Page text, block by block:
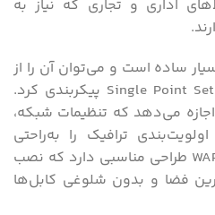
اداری و تجاری که نیاز به
ساده است و می‌توان آن را از
طریق رابط وب یا قابلیت Single Point Setup پیکربندی کرد.
می‌دهد که تنظیمات شبکه،
ترافیک را به‌راحتی
مدیریت کنند. همچنین، WAP150 طراحی مناسبی دارد که نصب
فضا و بدون شلوغی کابل‌ها